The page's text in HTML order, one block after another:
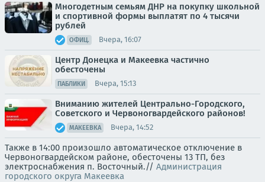
Многодетным семьям ДНР на покупку школьной
и спортивной формы выплатят по 4 тысячи
рублей
ОФИЦ. Вчера, 16:07
Центр Донецка и Макеевка частично
обесточены
ПАБЛИКИ Вчера, 15:13
Вниманию жителей Центрально-Городского,
Советского и Червоногвардейского районов!
МАКЕЕВКА Вчера, 14:52
Также в 14:00 произошло автоматическое отключение в
Червоногвардейском районе, обесточены 13 ТП, без
электроснабжения п. Восточный.// Администрация
городского округа Макеевка